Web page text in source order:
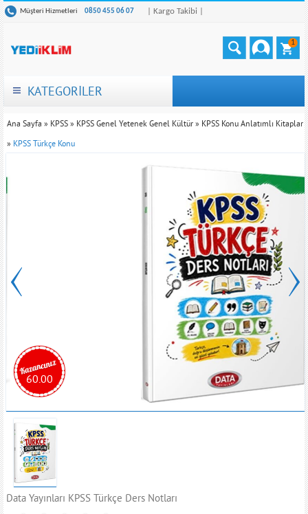
Müşteri Hizmetleri 0850 455 06 07 | Kargo Takibi |
1
KATEGORİLER
Ana Sayfa » KPSS » KPSS Genel Yetenek Genel Kültür » KPSS Konu Anlatımlı Kitaplar
» KPSS Türkçe Konu
60.00
Data Yayınları KPSS Türkçe Ders Notları